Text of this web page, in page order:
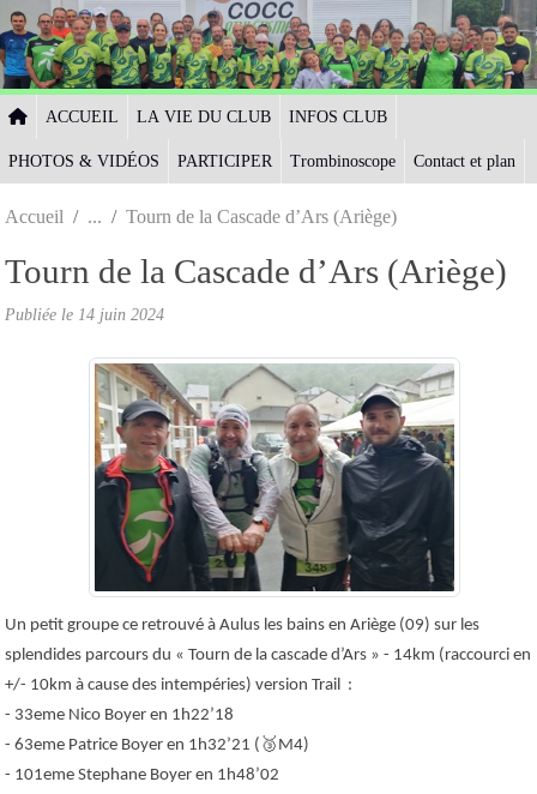
ACCUEIL LA VIE DU CLUB INFOS CLUB
PHOTOS & VIDÉOS PARTICIPER Trombinoscope Contact et plan
Accueil Tourn de la Cascade d’Ars (Ariège)
Tourn de la Cascade d’Ars (Ariège)
Publiée le 14 juin 2024
Un petit groupe ce retrouvé à Aulus les bains en Ariège (09) sur les
splendides parcours du « Tourn de la cascade d’Ars » - 14km (raccourci en
+/- 10km à cause des intempéries) version Trail :
- 33eme Nico Boyer en 1h22’18
- 63eme Patrice Boyer en 1h32’21 ( 🥉 M4)
- 101eme Stephane Boyer en 1h48’02
Panneau de gestion des cookies